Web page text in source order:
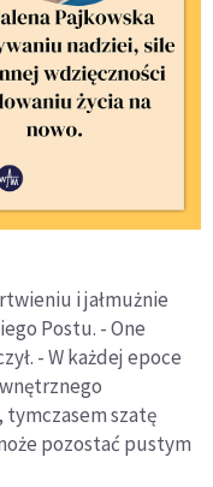
i jałmużnie
Postu. - One
- W każdej epoce
szatę
pozostać pustym